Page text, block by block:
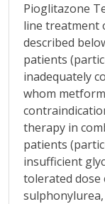
Pioglitazone
line treatment
described
patients
inadequately
whom
therapy in
patients
insufficient
tolerated